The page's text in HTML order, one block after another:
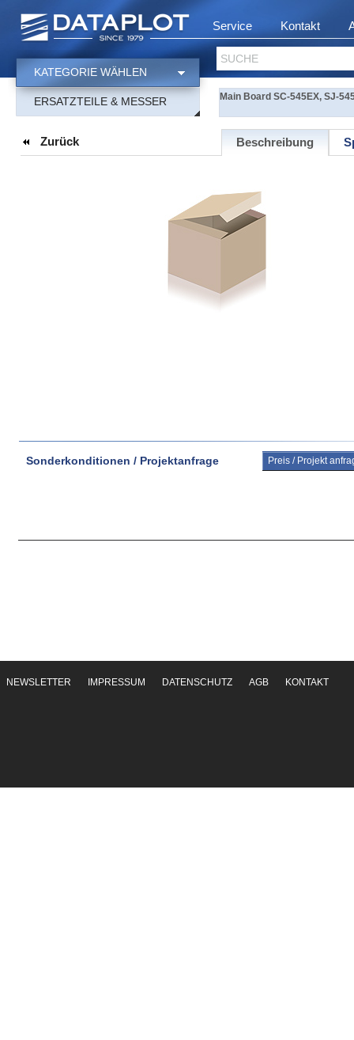
Service Kontakt
SUCHE
KATEGORIE WÄHLEN
ERSATZTEILE & MESSER Main Board SC-545EX, SJ-
Zurück Beschreibung
Sonderkonditionen / Projektanfrage Preis / Projekt
NEWSLETTER IMPRESSUM DATENSCHUTZ AGB KONTAKT